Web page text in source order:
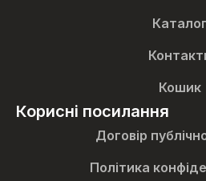
Каталог
Кошик
Корисні посилання
Договір
Політика